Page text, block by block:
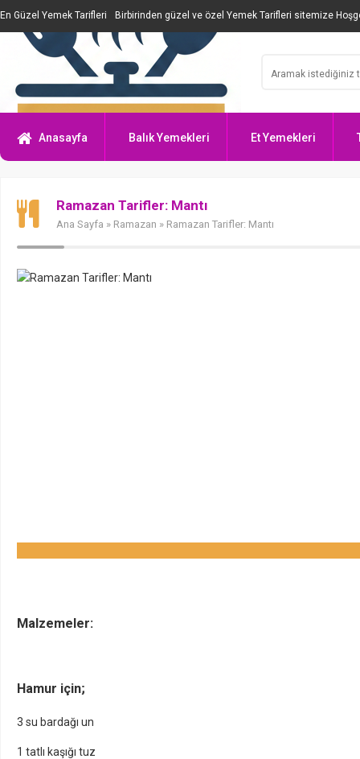
En Güzel Yemek Tarifleri Birbirinden güzel ve özel Yemek Tarifleri sitemize
Anasayfa Balık Yemekleri Et Yemekleri
Ramazan Tarifler: Mantı
Ana Sayfa » Ramazan » Ramazan Tarifler: Mantı
Malzemeler:
Hamur için;
3 su bardağı un
1 tatlı kaşığı tuz